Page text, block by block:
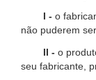
I - o
não puderem
II - o
seu fabricante,